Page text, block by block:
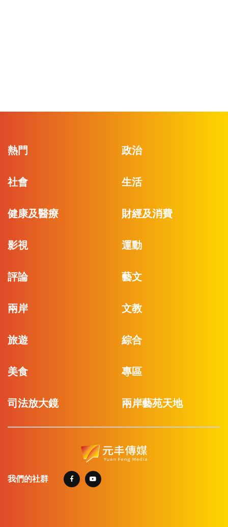
熱門 政治
社會 生活
健康及醫療 財經及消費
影視 運動
評論 藝文
兩岸 文教
旅遊 綜合
美食 專區
司法放大鏡 兩岸藝苑天地
我們的社群